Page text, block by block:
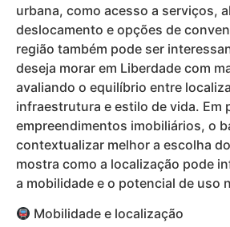
urbana, como acesso a serviços,
deslocamento e opções de
região também pode ser
deseja morar em Liberdade com
avaliando o equilíbrio entre
infraestrutura e estilo de vida. Em
empreendimentos imobiliários, o
contextualizar melhor a escolha
mostra como a localização pode
a mobilidade e o potencial de uso
Mobilidade e localização